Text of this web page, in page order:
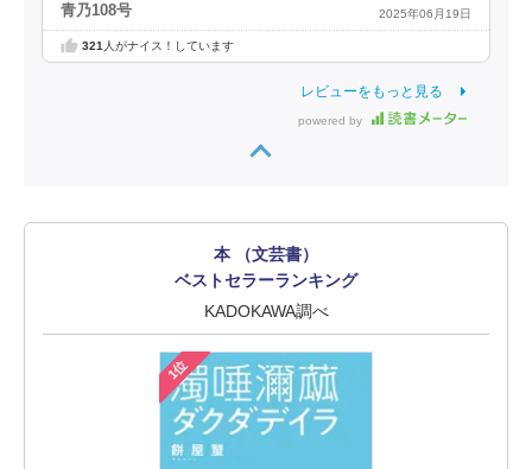
青乃108号 2025年06月19日
321 人がナイス！しています
レビューをもっと見る
powered by
本 （文芸書）
ベストセラーランキング
KADOKAWA調べ
1位